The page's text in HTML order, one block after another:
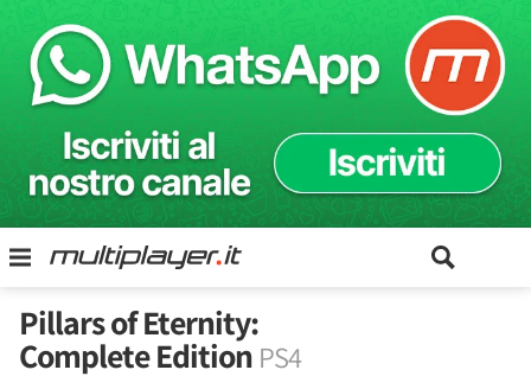
Pillars of Eternity:
Complete Edition PS4